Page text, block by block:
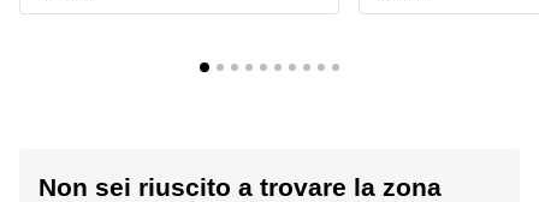
Non sei riuscito a trovare la zona